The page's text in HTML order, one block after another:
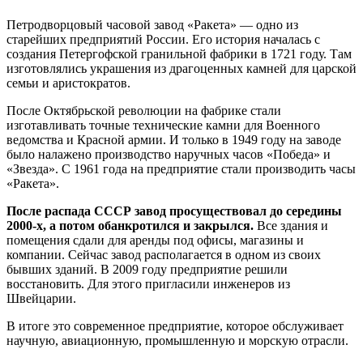
Петродворцовый часовой завод «Ракета» — одно из
старейших предприятий России. Его история началась с
создания Петергофской гранильной фабрики в 1721 году. Там
изготовлялись украшения из драгоценных камней для царской
семьи и аристократов.
После Октябрьской революции на фабрике стали
изготавливать точные технические камни для Военного
ведомства и Красной армии. И только в 1949 году на заводе
было налажено производство наручных часов «Победа» и
«Звезда». С 1961 года на предприятие стали производить часы
«Ракета».
После распада СССР завод просуществовал до середины
2000-х, а потом обанкротился и закрылся. Все здания и
помещения сдали для аренды под офисы, магазины и
компании. Сейчас завод располагается в одном из своих
бывших зданий. В 2009 году предприятие решили
восстановить. Для этого пригласили инженеров из
Швейцарии.
В итоге это современное предприятие, которое обслуживает
научную, авиационную, промышленную и морскую отрасли.